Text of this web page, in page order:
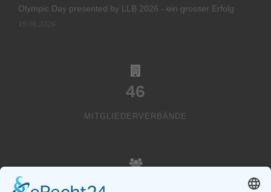
Olympic Day presented by LLB 2026 - ein grosser Erfolg
19.06.2026
46
MITGLIEDERVERBÄNDE